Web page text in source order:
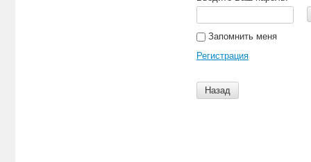
Запомнить меня
Регистрация
Назад